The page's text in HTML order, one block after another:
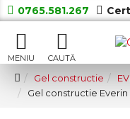
0765.581.267
Gel constructie
Gel constructie